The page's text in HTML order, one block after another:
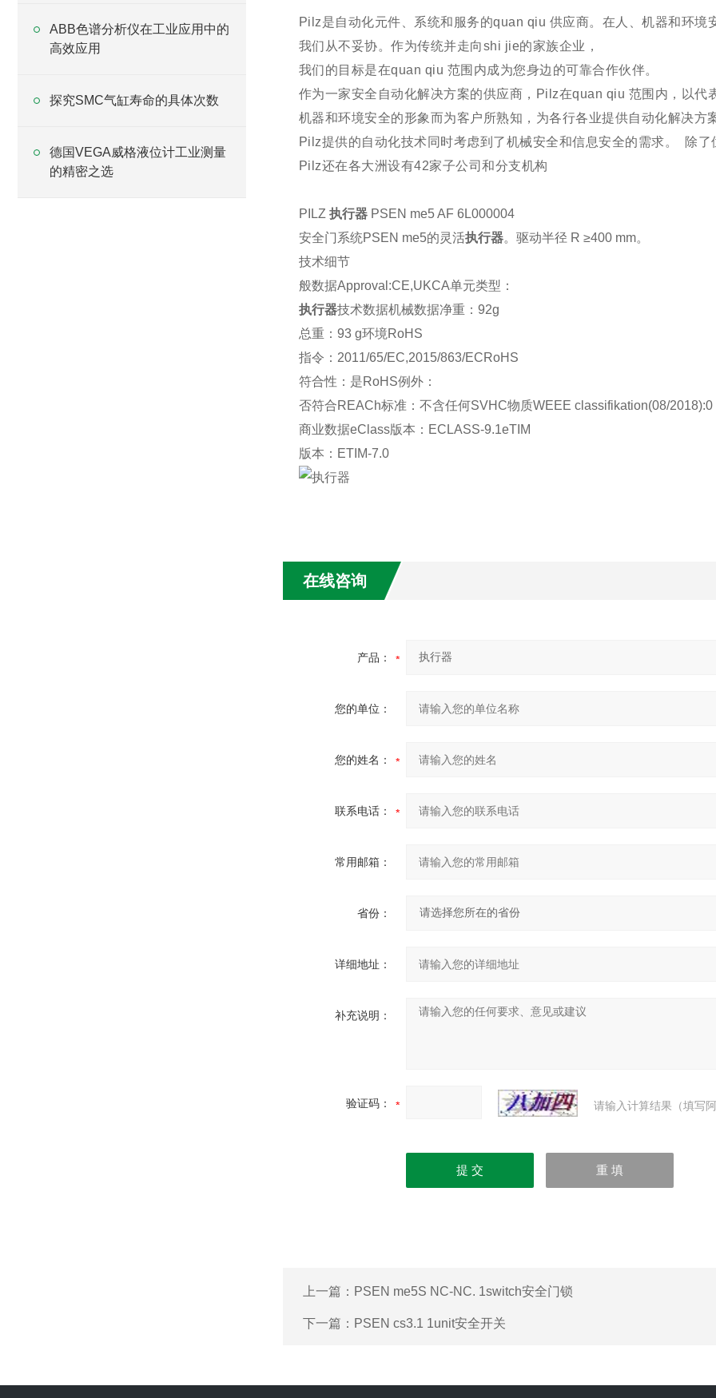
ABB色谱分析仪在工业应用中的
高效应用
探究SMC气缸寿命的具体次数
德国VEGA威格液位计工业测量
的精密之选
Pilz是自动化元件、系统和服务的quan qiu 供应商。在人、机器和环境
我们从不妥协。作为传统并走向shi jie的家族企业，
我们的目标是在quan qiu 范围内成为您身边的可靠合作伙伴。
作为一家安全自动化解决方案的供应商，Pilz在quan qiu 范围内，以代
机器和环境安全的形象而为客户所熟知，为各行各业提供自动化解决方
Pilz提供的自动化技术同时考虑到了机械安全和信息安全的需求。  除
Pilz还在各大洲设有42家子公司和分支机构
PILZ 执行器PSEN me5 AF 6L000004
安全门系统PSEN me5的灵活执行器。驱动半径 R ≥400 mm。
技术细节
般数据Approval:CE,UKCA单元类型：
执行器技术数据机械数据净重：92g
总重：93 g环境RoHS
指令：2011/65/EC,2015/863/ECRoHS
符合性：是RoHS例外：
否符合REACh标准：不含任何SVHC物质WEEE classifikation(08/2018):0
商业数据eClass版本：ECLASS-9.1eTIM
版本：ETIM-7.0
在线咨询
产品：
您的单位：
您的姓名：
联系电话：
常用邮箱：
省份：
详细地址：
补充说明：
验证码： 请输入计算结果（填写
上一篇： PSEN me5S NC-NC. 1switch安全门锁
下一篇： PSEN cs3.1 1unit安全开关